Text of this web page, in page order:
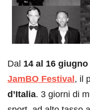
Dal 14 al 16 giugno
JamBO Festival , il
d’Italia. 3 giorni di